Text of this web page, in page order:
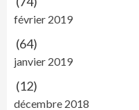
février 2019
(64)
janvier 2019
(12)
décembre 2018